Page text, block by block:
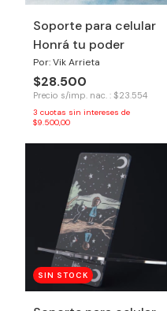
Soporte para celular
Honrá tu poder
Por: Vik Arrieta
$28.500
Precio s/imp. nac. : $23.554
3 cuotas sin intereses de
$9.500,00
SIN STOCK